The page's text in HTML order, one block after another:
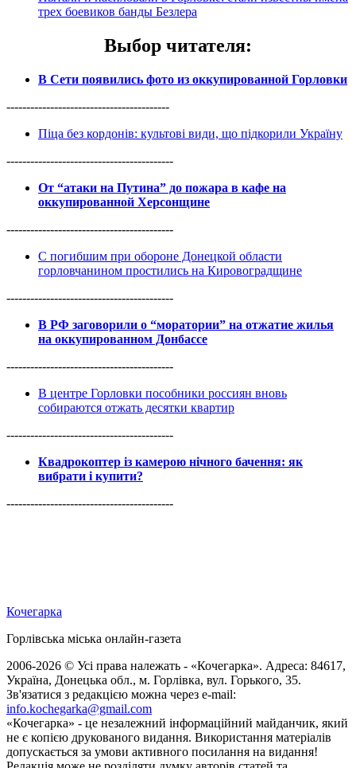
трех боевиков банды Безлера
Выбор читателя:
В Сети появились фото из оккупированной Горловки
-----------------------------------------
Піца без кордонів: культові види, що підкорили Україну
------------------------------------------
От “атаки на Путина” до пожара в кафе на
оккупированной Херсонщине
------------------------------------------
С погибшим при обороне Донецкой области
горловчанином простились на Кировоградщине
------------------------------------------
В РФ заговорили о “моратории” на отжатие жилья
на оккупированном Донбассе
------------------------------------------
В центре Горловки пособники россиян вновь
собираются отжать десятки квартир
------------------------------------------
Квадрокоптер із камерою нічного бачення: як
вибрати і купити?
------------------------------------------
Кочегарка
Горлівська міська онлайн-газета
2006-2026 © Усі права належать - «Кочегарка». Адреса: 84617,
Україна, Донецька обл., м. Горлівка, вул. Горького, 35.
Зв'язатися з редакцією можна через e-mail:
info.kochegarka@gmail.com
«Кочегарка» - це незалежний інформаційний майданчик, який
не є копією друкованого видання. Використання матеріалів
допускається за умови активного посилання на видання!